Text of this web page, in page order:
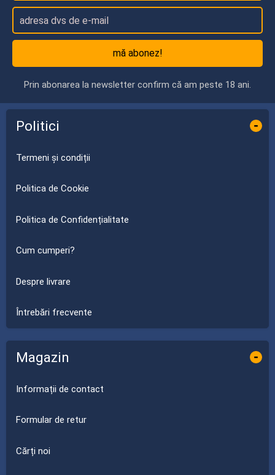
mă abonez!
Prin abonarea la newsletter confirm că am peste 18 ani.
Politici -
Termeni și condiții
Politica de Cookie
Politica de Confidențialitate
Cum cumperi?
Despre livrare
Întrebări frecvente
Magazin -
Informații de contact
Formular de retur
Cărți noi